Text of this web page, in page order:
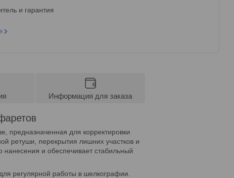
и гарантия
Информация для заказа
предназначенная для корректировки
ретуши, перекрытия лишних участков и
нанесения и обеспечивает стабильный
регулярной работы в шелкографии.